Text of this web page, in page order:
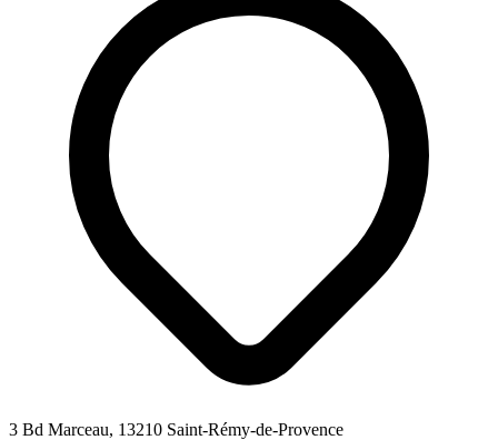
3 Bd Marceau, 13210 Saint-Rémy-de-Provence